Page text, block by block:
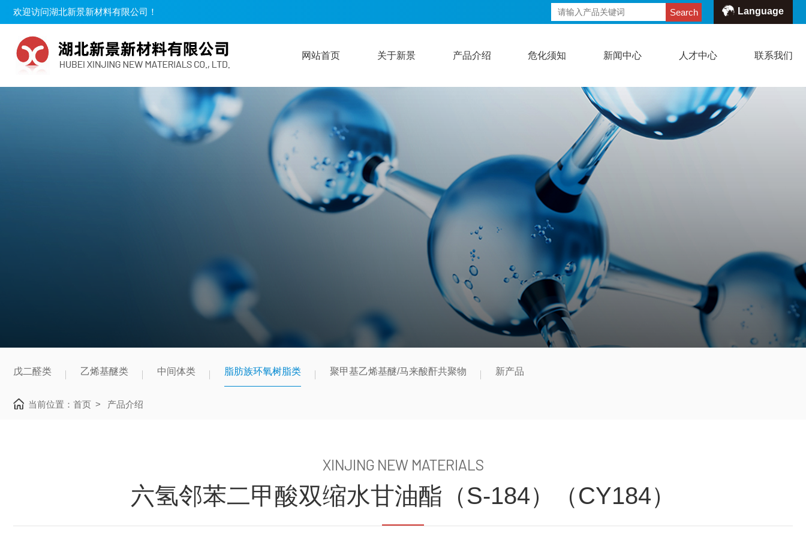
欢迎访问湖北新景新材料有限公司！ Search Language
网站首页 关于新景 产品介绍 危化须知 新闻中心 人才中心 联系我们
戊二醛类 乙烯基醚类 中间体类 脂肪族环氧树脂类 聚甲基乙烯基醚/马来酸酐共聚物 新产品
当前位置： 首页 > 产品介绍
XINJING NEW MATERIALS
六氢邻苯二甲酸双缩水甘油酯（S-184）（CY184）